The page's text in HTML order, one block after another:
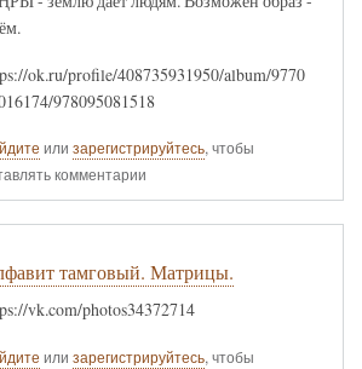
ok.ru/profile/408735931950/album/9770
978095081518
или зарегистрируйтесь, чтобы
комментарии
тамговый. Матрицы.
vk.com/photos34372714
или зарегистрируйтесь, чтобы